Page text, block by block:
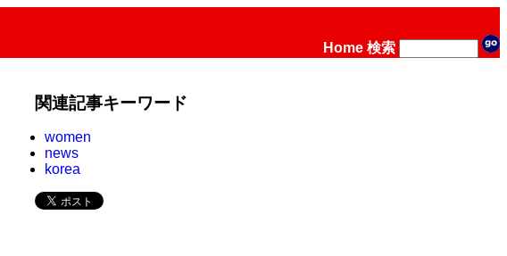
Home 検索
関連記事キーワード
women
news
korea